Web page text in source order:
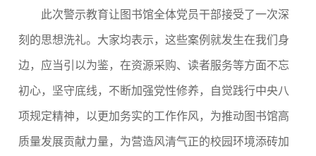
此次警示教育让图书馆全体党员干部接受了一次深
刻的思想洗礼。大家均表示，这些案例就发生在我们身
边，应当引以为鉴，在资源采购、读者服务等方面不忘
初心，坚守底线，不断加强党性修养，自觉践行中央八
项规定精神，以更加务实的工作作风，为推动图书馆高
质量发展贡献力量，为营造风清气正的校园环境添砖加